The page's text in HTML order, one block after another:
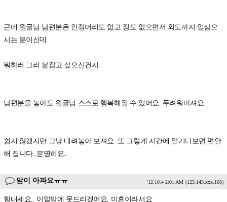
근데 원글님 남편분은 인정머리도 없고 정도 없으면서 외도까지 일삼으
시는 분이신데
뭐하러 그리 붙잡고 싶으신건지..
남편분을 놓아도 원글님 스스로 행복해질 수 있어요..두려워마셔요..
쉽지 않겠지만 그냥 내려놓아 보셔요..또 그렇게 시간에 맡기다보면 편안
해 집니다..분명히요..
맘이 아파요ㅠㅠ '12.10.4 2:01 AM (123.143.xxx.166)
힘내세요.. 이말밖에 못드리겠어요, 미혼이라서요